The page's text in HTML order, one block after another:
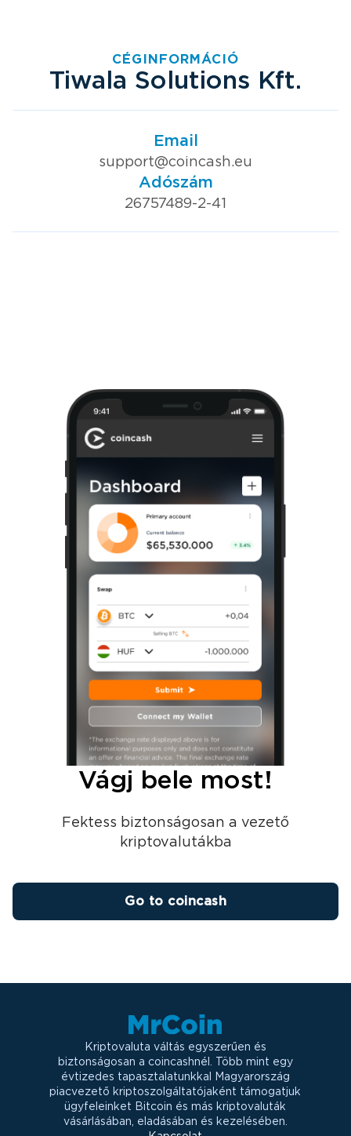
CÉGINFORMÁCIÓ
Tiwala Solutions Kft.
Email
support@coincash.eu
Adószám
26757489-2-41
Vágj bele most!
Fektess biztonságosan a vezető
kriptovalutákba
Go to coincash
Kriptovaluta váltás egyszerűen és
biztonságosan a coincashnél. Több mint egy
évtizedes tapasztalatunkkal Magyarország
piacvezető kriptoszolgáltatójaként támogatjuk
ügyfeleinket Bitcoin és más kriptovaluták
vásárlásában, eladásában és kezelésében.